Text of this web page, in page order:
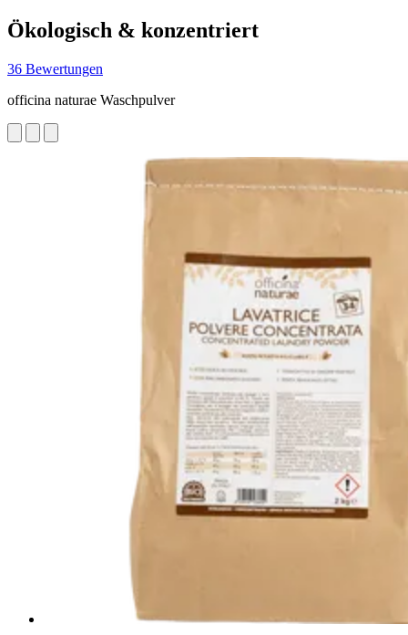
Ökologisch & konzentriert
36 Bewertungen
officina naturae Waschpulver